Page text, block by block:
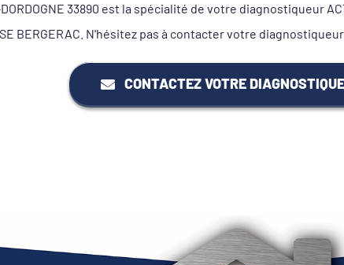
33890 est la spécialité de votre diagnostiqueur
BERGERAC. N'hésitez pas à contacter votre
CONTACTEZ VOTRE